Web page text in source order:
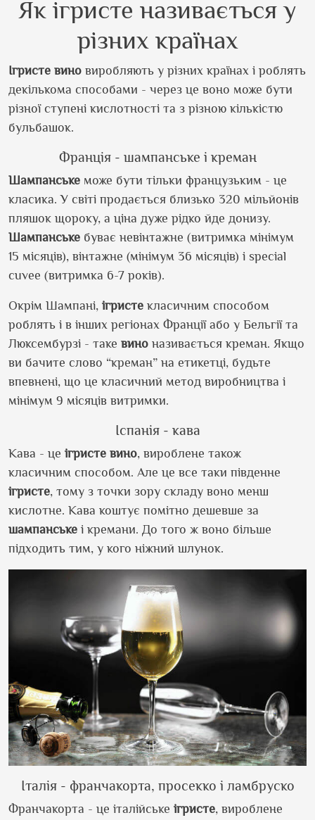
Як ігристе називається у
різних країнах
Ігристе вино виробляють у різних країнах і роблять
декількома способами - через це воно може бути
різної ступені кислотності та з різною кількістю
бульбашок.
Франція - шампанське і креман
Шампанське може бути тільки французьким - це
класика. У світі продається близько 320 мільйонів
пляшок щороку, а ціна дуже рідко йде донизу.
Шампанське буває невінтажне (витримка мінімум
15 місяців), вінтажне (мінімум 36 місяців) і special
cuvee (витримка 6-7 років).
Окрім Шампані, ігристе класичним способом
роблять і в інших регіонах Франції або у Бельгії та
Люксембурзі - таке вино називається креман. Якщо
ви бачите слово “креман” на етикетці, будьте
впевнені, що це класичний метод виробництва і
мінімум 9 місяців витримки.
Іспанія - кава
Кава - це ігристе вино, вироблене також
класичним способом. Але це все таки південне
ігристе, тому з точки зору складу воно менш
кислотне. Кава коштує помітно дешевше за
шампанське і кремани. До того ж воно більше
підходить тим, у кого ніжний шлунок.
Італія - франчакорта, просекко і ламбруско
Франчакорта - це італійське ігристе, вироблене